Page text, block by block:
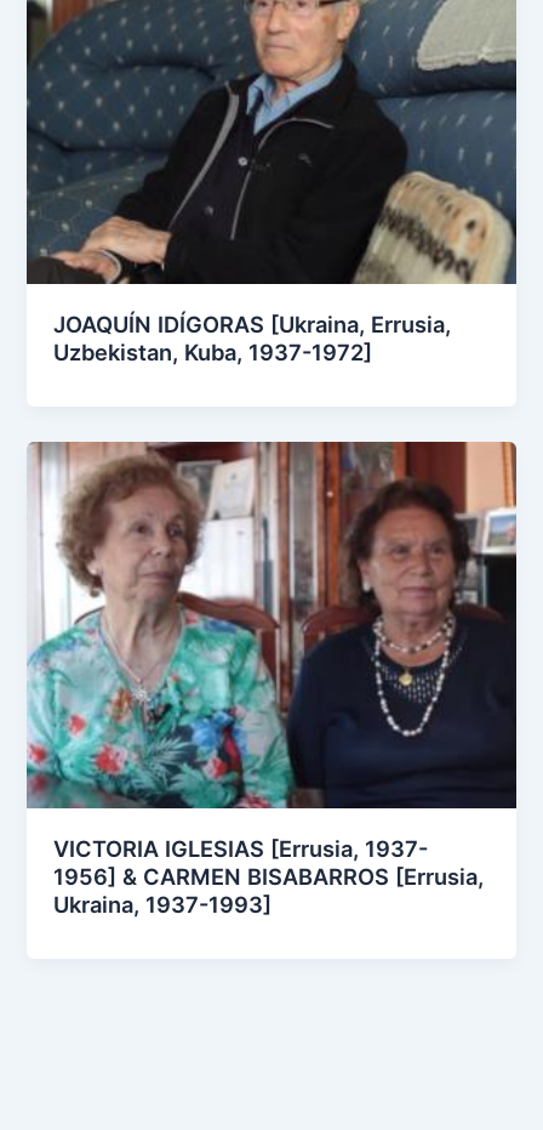
JOAQUÍN IDÍGORAS [Ukraina, Errusia,
Uzbekistan, Kuba, 1937-1972]
VICTORIA IGLESIAS [Errusia, 1937-
1956] & CARMEN BISABARROS [Errusia,
Ukraina, 1937-1993]